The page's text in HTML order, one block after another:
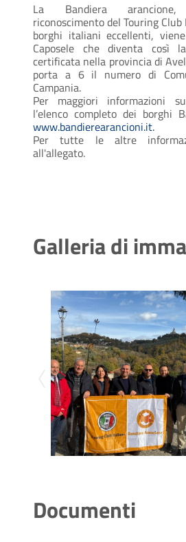
La Bandiera
riconoscimento del Touring
borghi italiani eccellenti,
Caposele che diventa così
certificata nella provincia di
porta a 6 il numero di
Campania.
Per maggiori informazioni
l’elenco completo dei borghi
www.bandierearancioni.it.
Per tutte le altre
all'allegato.
Galleria di
Documenti